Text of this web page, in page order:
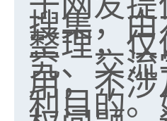
搜集，
整理，
究、交
用，不
利目的